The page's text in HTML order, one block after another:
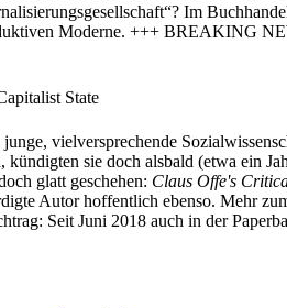
Im
Moderne. +++ BREAKING
State
vielversprechende
kündigten sie doch alsbald (etwa ein
glatt geschehen: Claus Offe's
Autor hoffentlich ebenso. Mehr
Seit Juni 2018 auch in der